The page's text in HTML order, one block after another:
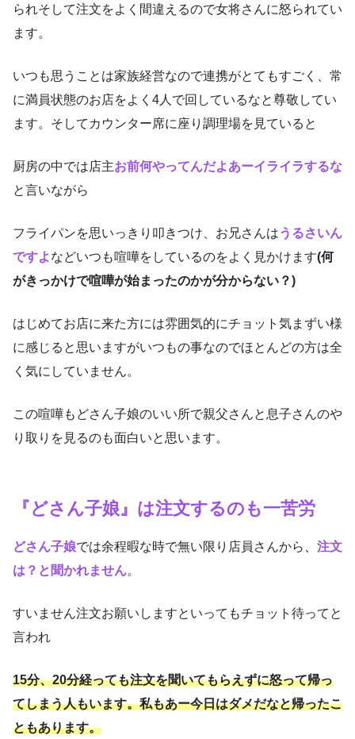
られそして注文をよく間違えるので女将さんに怒られてい
ます。
いつも思うことは家族経営なので連携がとてもすごく、常
に満員状態のお店をよく4人で回しているなと尊敬してい
ます。そしてカウンター席に座り調理場を見ていると
厨房の中では店主お前何やってんだよあーイライラするな
と言いながら
フライパンを思いっきり叩きつけ、お兄さんはうるさいん
ですよ などいつも喧嘩をしているのをよく見かけます(何
がきっかけで喧嘩が始まったのかが分からない？)
はじめてお店に来た方には雰囲気的にチョット気まずい様
に感じると思いますがいつもの事なのでほとんどの方は全
く気にしていません。
この喧嘩もどさん子娘のいい所で親父さんと息子さんのや
り取りを見るのも面白いと思います。
『どさん子娘』は注文するのも一苦労
どさん子娘では余程暇な時で無い限り店員さんから
注文
は？と聞かれません。
すいません注文お願いしますといってもチョット待ってと
言われ
15分、20分経っても注文を聞いてもらえずに怒って帰っ
てしまう人もいます。私もあー今日はダメだなと帰ったこ
ともあります。